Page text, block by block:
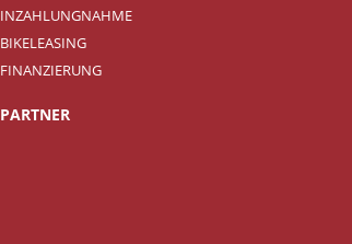
INZAHLUNGNAHME
BIKELEASING
FINANZIERUNG
PARTNER